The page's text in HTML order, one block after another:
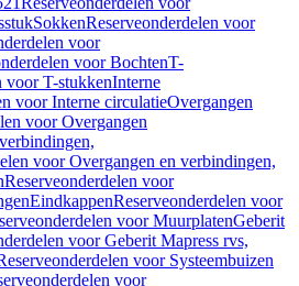
SokkenReserveonderdelen voor
voor
voor BochtenT-
voor T-stukkenInterne
voor Interne circulatieOvergangen
voor Overgangen
voor Overgangen en verbindingen,
Reserveonderdelen voor
EindkappenReserveonderdelen voor
voor MuurplatenGeberit
voor Geberit Mapress rvs,
voor Systeembuizen
voor